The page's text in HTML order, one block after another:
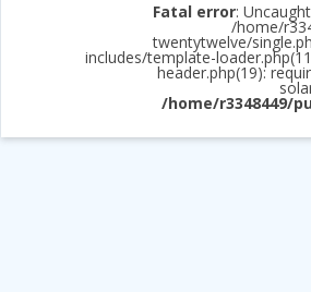
Fatal error:
/home/
twentytwelve/
includes/template-
header.php(19):
/home/r3348449/